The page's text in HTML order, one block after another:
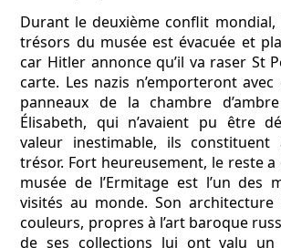
Durant le deuxième conflit mondial,
trésors du musée est évacuée et
car Hitler annonce qu’il va raser St
carte. Les nazis n’emporteront
panneaux de la chambre
Élisabeth, qui n’avaient pu être
valeur inestimable, ils
trésor. Fort heureusement, le reste a
musée de l’Ermitage est l’un des
visités au monde. Son architecture
couleurs, propres à l’art baroque
de ses collections lui ont valu un